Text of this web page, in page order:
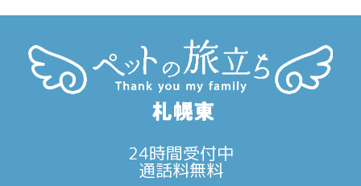
24時間受付中
通話料無料